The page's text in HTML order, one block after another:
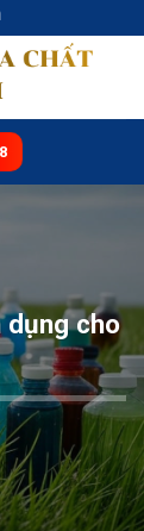
dụng cho